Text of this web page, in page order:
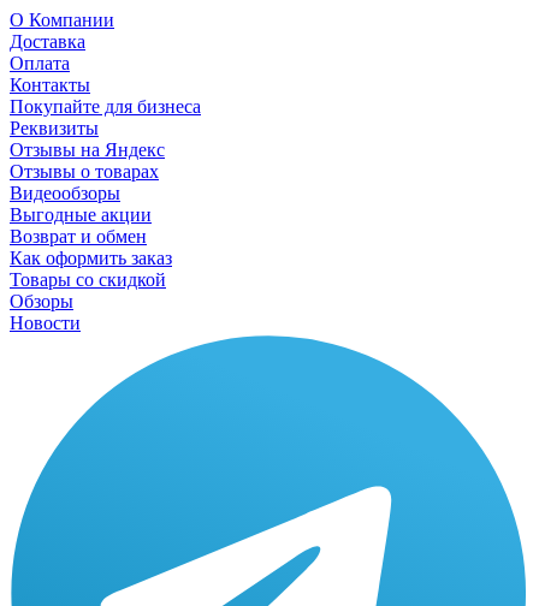
О Компании
Доставка
Оплата
Контакты
Покупайте для бизнеса
Реквизиты
Отзывы на Яндекс
Отзывы о товарах
Видеообзоры
Выгодные акции
Возврат и обмен
Как оформить заказ
Товары со скидкой
Обзоры
Новости